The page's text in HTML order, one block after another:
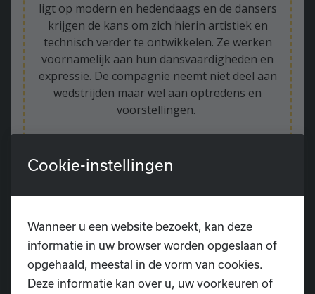
ligt op modern en hedendaags en de dansers
krijgen de kans om zich hierin artistiek en
technisch verder te ontwikkelen. Ze werken
voornamelijk aan hun dansvaardigheden en
expressie. De compagnie neemt niet deel aan
wedstrijden maar wel aan optredens en
voorstellingen.
Schrijf je dan nu in via onze website voor de
audities op 28 juni 2024.
Inschrijven
Cookie-instellingen
Wanneer u een website bezoekt, kan deze
informatie in uw browser worden opgeslaan of
opgehaald, meestal in de vorm van cookies.
Deze informatie kan over u, uw voorkeuren of